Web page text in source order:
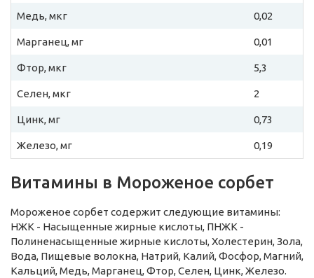
Медь, мкг 0,02
Марганец, мг 0,01
Фтор, мкг 5,3
Селен, мкг 2
Цинк, мг 0,73
Железо, мг 0,19
Витамины в Мороженое сорбет
Мороженое сорбет содержит следующие витамины:
НЖК - Насыщенные жирные кислоты, ПНЖК -
Полиненасыщенные жирные кислоты, Холестерин, Зола,
Вода, Пищевые волокна, Натрий, Калий, Фосфор, Магний,
Кальций, Медь, Марганец, Фтор, Селен, Цинк, Железо.